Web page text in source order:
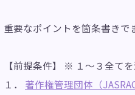
重要なポイントを箇条書きで
【前提条件】 ※ １～３全て
１． 著作権管理団体（